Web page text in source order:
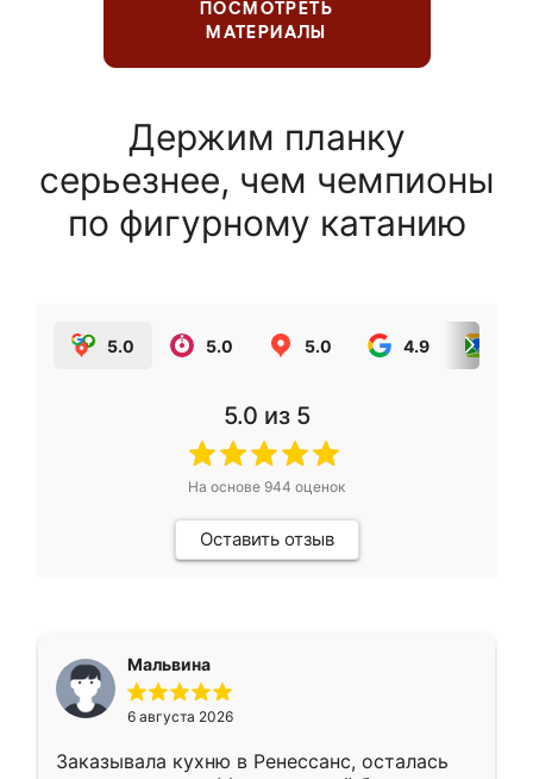
ПОСМОТРЕТЬ
МАТЕРИАЛЫ
Держим планку
серьезнее, чем чемпионы
по фигурному катанию
5.0 5.0 5.0 4.9
5.0 из 5
На основе 944 оценок
Оставить отзыв
Мальвина
6 августа 2026
Заказывала кухню в Ренессанс, осталась